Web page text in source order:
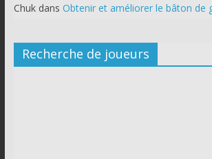
Chukdans Obtenir et améliorer le bâton de
Recherche de joueurs